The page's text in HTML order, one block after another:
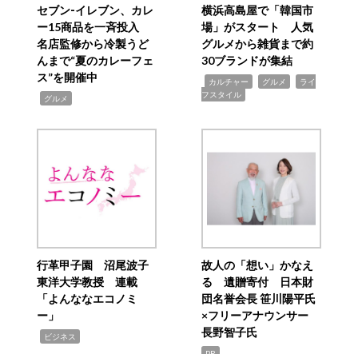
セブン‐イレブン、カレ
ー15商品を一斉投入
名店監修から冷製うど
んまで“夏のカレーフェ
ス”を開催中
グルメ
横浜高島屋で「韓国市
場」がスタート 人気
グルメから雑貨まで約
30ブランドが集結
カルチャー グルメ
ライ
フスタイル
行革甲子園 沼尾波子
東洋大学教授 連載
「よんななエコノミ
ー」
ビジネス
故人の「想い」かなえ
る 遺贈寄付 日本財
団名誉会長 笹川陽平氏
×フリーアナウンサー
長野智子氏